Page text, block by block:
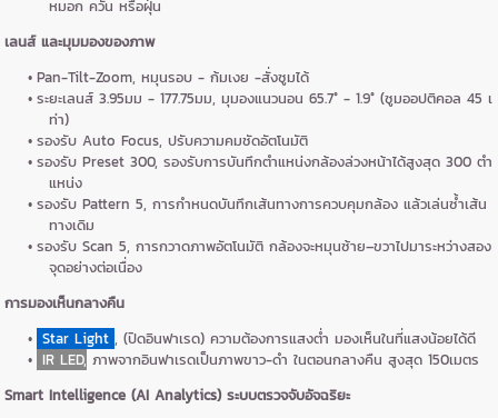
หมอก ควัน หรือฝุ่น
เลนส์ และมุมมองของภาพ
Pan-Tilt-Zoom, หมุนรอบ - ก้มเงย -สั่งซูมได้
ระยะเลนส์ 3.95มม - 177.75มม, มุมองแนวนอน 65.7° - 1.9° (ซูมออปติคอล 45 เ
ท่า)
รองรับ Auto Focus, ปรับความคมชัดอัตโนมัติ
รองรับ Preset 300, รองรับการบันทึกตำแหน่งกล้องล่วงหน้าได้สูงสุด 300 ตำ
แหน่ง
รองรับ Pattern 5, การกำหนดบันทึกเส้นทางการควบคุมกล้อง แล้วเล่นซ้ำเส้น
ทางเดิม
รองรับ Scan 5, การกวาดภาพอัตโนมัติ กล้องจะหมุนซ้าย–ขวาไปมาระหว่างสอง
จุดอย่างต่อเนื่อง
การมองเห็นกลางคืน
Star Light , (ปิดอินฟาเรด) ความต้องการแสงต่ำ มองเห็นในที่แสงน้อยได้ดี
IR LED, ภาพจากอินฟาเรดเป็นภาพขาว-ดำ ในตอนกลางคืน สูงสุด 150เมตร
Smart Intelligence (AI Analytics) ระบบตรวจจับอัจฉริยะ